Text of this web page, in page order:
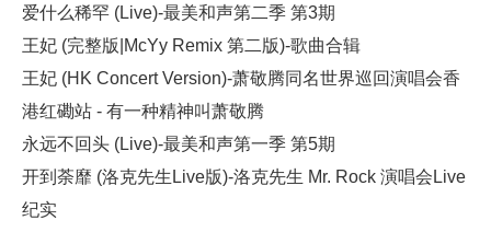
爱什么稀罕 (Live)-最美和声第二季 第3期
王妃 (完整版|McYy Remix 第二版)-歌曲合辑
王妃 (HK Concert Version)-萧敬腾同名世界巡回演唱会香
港红磡站 - 有一种精神叫萧敬腾
永远不回头 (Live)-最美和声第一季 第5期
开到荼靡 (洛克先生Live版)-洛克先生 Mr. Rock 演唱会Live
纪实